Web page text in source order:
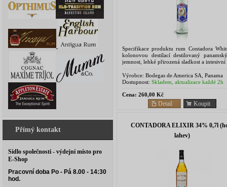
Přímý kontakt
Sídlo společnosti - výdejní místo pro
E-Shop
Pracovní doba Po - Pá 8.00 - 14:30
hod.
Specifikace produktu rum Contadora
kolonovou destilací destilovaný
jemnost, lehké přirozená sladkost a intesivní
...
Výrobce: Bodegas de America SA, Panama
Dostupnost: Skladem, aktualizace každé 2h
Cena: 260,00 Kč
Koupit
Detail
CONTADORA ELIXIR 34% 0,7l
lahev)